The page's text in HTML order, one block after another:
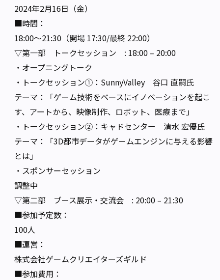
2024年2月16日（金）
■時間：
18:00～21:30（開場 17:30/最終 22:00）
▽第一部 トークセッション : 18:00 – 20:00
・オープニングトーク
・トークセッション①：SunnyValley 谷口 直嗣氏
テーマ：「ゲーム技術をベースにイノベーションを起こ
す、アートから、映像制作、ロボット、医療まで」
・トークセッション②：キャドセンター 清水 宏優氏
テーマ：「3D都市データがゲームエンジンに与える影響
とは」
・スポンサーセッション
調整中
▽第二部 ブース展示・交流会 : 20:00 – 21:30
■参加予定数：
100人
■運営：
株式会社ゲームクリエイターズギルド
■参加費用：